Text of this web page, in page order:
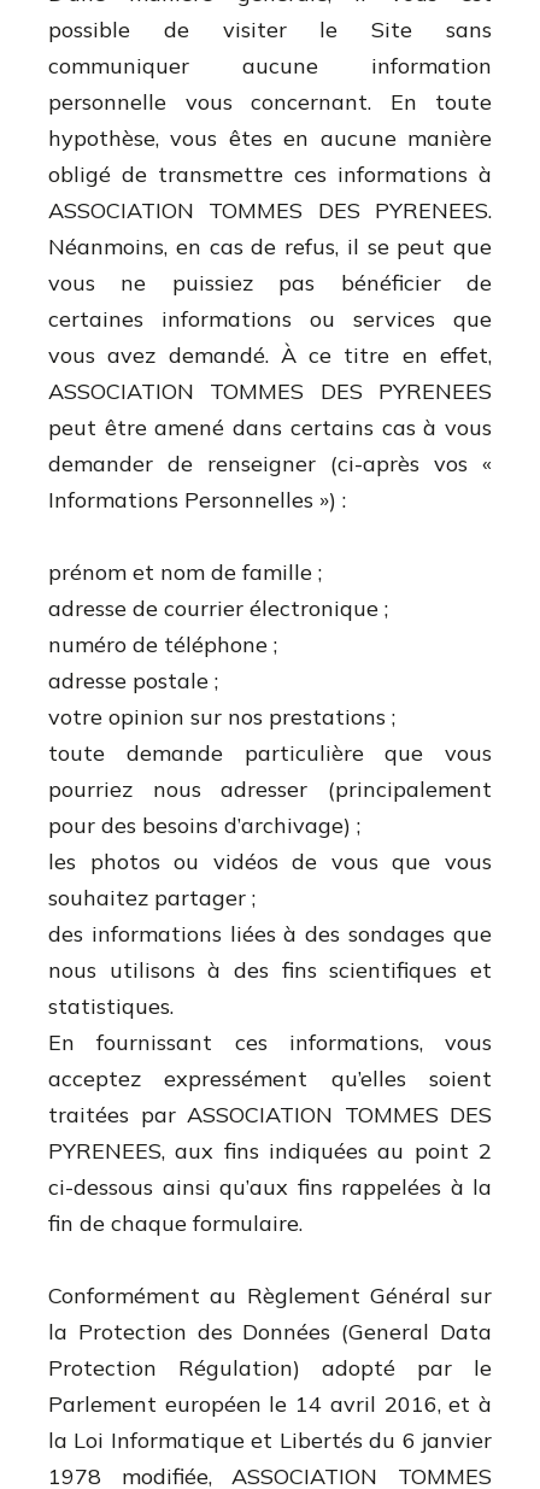
possible de visiter le Site sans
communiquer aucune information
personnelle vous concernant. En toute
hypothèse, vous êtes en aucune manière
obligé de transmettre ces informations à
ASSOCIATION TOMMES DES PYRENEES.
Néanmoins, en cas de refus, il se peut que
vous ne puissiez pas bénéficier de
certaines informations ou services que
vous avez demandé. À ce titre en effet,
ASSOCIATION TOMMES DES PYRENEES
peut être amené dans certains cas à vous
demander de renseigner (ci-après vos «
Informations Personnelles ») :
prénom et nom de famille ;
adresse de courrier électronique ;
numéro de téléphone ;
adresse postale ;
votre opinion sur nos prestations ;
toute demande particulière que vous
pourriez nous adresser (principalement
pour des besoins d’archivage) ;
les photos ou vidéos de vous que vous
souhaitez partager ;
des informations liées à des sondages que
nous utilisons à des fins scientifiques et
statistiques.
En fournissant ces informations, vous
acceptez expressément qu’elles soient
traitées par ASSOCIATION TOMMES DES
PYRENEES, aux fins indiquées au point 2
ci-dessous ainsi qu’aux fins rappelées à la
fin de chaque formulaire.
Conformément au Règlement Général sur
la Protection des Données (General Data
Protection Régulation) adopté par le
Parlement européen le 14 avril 2016, et à
la Loi Informatique et Libertés du 6 janvier
1978 modifiée, ASSOCIATION TOMMES